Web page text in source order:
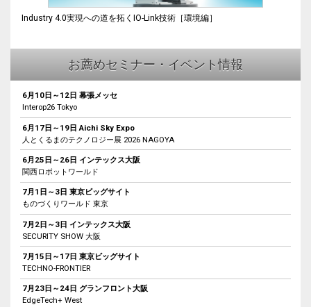
Industry 4.0実現への道を拓くIO-Link技術［環境編］
お薦めセミナー・イベント情報
6月10日～12日 幕張メッセ
Interop26 Tokyo
6月17日～19日 Aichi Sky Expo
人とくるまのテクノロジー展 2026 NAGOYA
6月25日～26日 インテックス大阪
関西ロボットワールド
7月1日～3日 東京ビッグサイト
ものづくりワールド 東京
7月2日～3日 インテックス大阪
SECURITY SHOW 大阪
7月15日～17日 東京ビッグサイト
TECHNO-FRONTIER
7月23日～24日 グランフロント大阪
EdgeTech+ West